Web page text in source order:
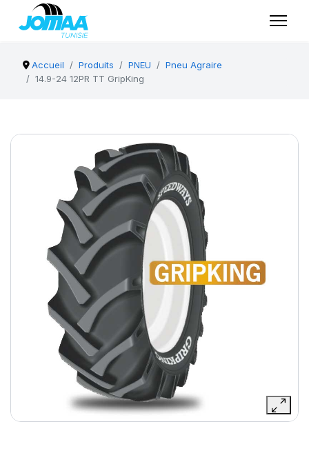
Accueil Produits PNEU
Pneu Agraire
14.9-24 12PR TT GripKing